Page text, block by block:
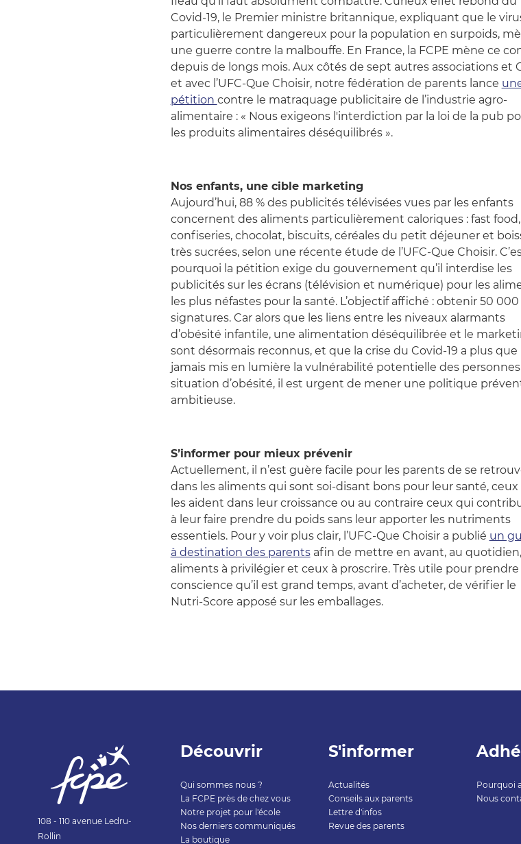
Covid-19, le Premier ministre britannique, expliquant que le
particulièrement dangereux pour la population en surpoids,
une guerre contre la malbouffe. En France, la FCPE mène ce
depuis de longs mois. Aux côtés de sept autres associations et
et avec l’UFC-Que Choisir, notre fédération de parents lance
pétition contre le matraquage publicitaire de l’industrie agro-
alimentaire : « Nous exigeons l'interdiction par la loi de la pub
les produits alimentaires déséquilibrés ».
Nos enfants, une cible marketing
Aujourd’hui, 88 % des publicités télévisées vues par les enfants
concernent des aliments particulièrement caloriques : fast food,
confiseries, chocolat, biscuits, céréales du petit déjeuner et
très sucrées, selon une récente étude de l’UFC-Que Choisir.
pourquoi la pétition exige du gouvernement qu’il interdise les
publicités sur les écrans (télévision et numérique) pour les
les plus néfastes pour la santé. L’objectif affiché : obtenir 50 000
signatures. Car alors que les liens entre les niveaux alarmants
d’obésité infantile, une alimentation déséquilibrée et le
sont désormais reconnus, et que la crise du Covid-19 a plus que
jamais mis en lumière la vulnérabilité potentielle des
situation d’obésité, il est urgent de mener une politique
ambitieuse.
S’informer pour mieux prévenir
Actuellement, il n’est guère facile pour les parents de se
dans les aliments qui sont soi-disant bons pour leur santé, ceux
les aident dans leur croissance ou au contraire ceux qui
à leur faire prendre du poids sans leur apporter les nutriments
essentiels. Pour y voir plus clair, l’UFC-Que Choisir a publié un
à destination des parentsafin de mettre en avant, au
aliments à privilégier et ceux à proscrire. Très utile pour prendre
conscience qu’il est grand temps, avant d’acheter, de vérifier le
Nutri-Score apposé sur les emballages.
108 - 110 avenue Ledru-
Rollin
Découvrir
Qui sommes nous ?
La FCPE près de chez vous
Notre projet pour l'école
Nos derniers communiqués
La boutique
S'informer
Actualités
Conseils aux parents
Lettre d'infos
Revue des parents
Pourquoi
Nous